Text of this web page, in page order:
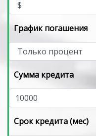
График погашения
Сумма кредита
Срок кредита (мес)